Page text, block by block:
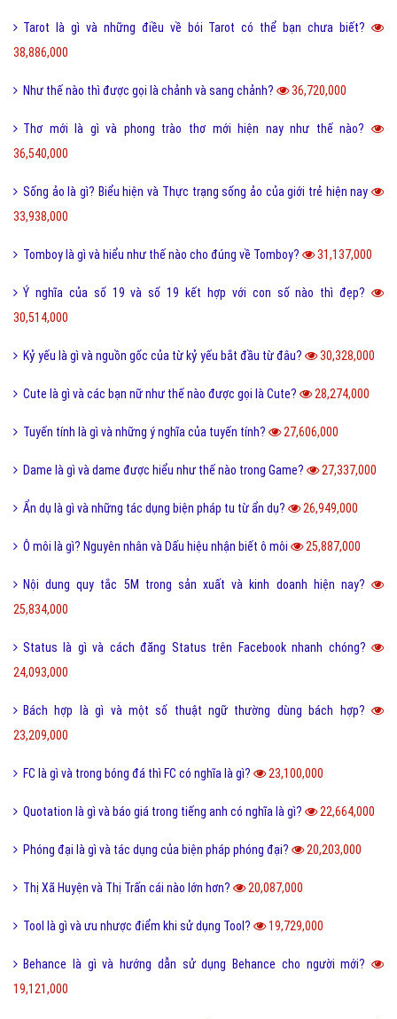
Tarot là gì và những điều về bói Tarot có thể bạn chưa biết?
38,886,000
Như thế nào thì được gọi là chảnh và sang chảnh? 36,720,000
Thơ mới là gì và phong trào thơ mới hiện nay như thế nào?
36,540,000
Sống ảo là gì? Biểu hiện và Thực trạng sống ảo của giới trẻ hiện nay
33,938,000
Tomboy là gì và hiểu như thế nào cho đúng về Tomboy? 31,137,000
Ý nghĩa của số 19 và số 19 kết hợp với con số nào thì đẹp?
30,514,000
Kỷ yếu là gì và nguồn gốc của từ kỷ yếu bắt đầu từ đâu? 30,328,000
Cute là gì và các bạn nữ như thế nào được gọi là Cute? 28,274,000
Tuyến tính là gì và những ý nghĩa của tuyến tính? 27,606,000
Dame là gì và dame được hiểu như thế nào trong Game? 27,337,000
Ẩn dụ là gì và những tác dụng biện pháp tu từ ẩn dụ? 26,949,000
Ô môi là gì? Nguyên nhân và Dấu hiệu nhận biết ô môi 25,887,000
Nội dung quy tắc 5M trong sản xuất và kinh doanh hiện nay?
25,834,000
Status là gì và cách đăng Status trên Facebook nhanh chóng?
24,093,000
Bách hợp là gì và một số thuật ngữ thường dùng bách hợp?
23,209,000
FC là gì và trong bóng đá thì FC có nghĩa là gì? 23,100,000
Quotation là gì và báo giá trong tiếng anh có nghĩa là gì? 22,664,000
Phóng đại là gì và tác dụng của biện pháp phóng đại? 20,203,000
Thị Xã Huyện và Thị Trấn cái nào lớn hơn? 20,087,000
Tool là gì và ưu nhược điểm khi sử dụng Tool? 19,729,000
Behance là gì và hướng dẫn sử dụng Behance cho người mới?
19,121,000